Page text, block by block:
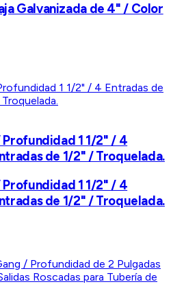
Galvanizada de 4" / Color
1 1/2" / 4
de 1/2" / Troquelada.
1 1/2" / 4
de 1/2" / Troquelada.